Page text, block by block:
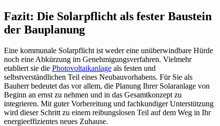
Fazit: Die Solarpflicht als fester Baustein
der Bauplanung
Eine kommunale Solarpflicht ist weder eine unüberwindbare Hürde
noch eine Abkürzung im Genehmigungsverfahren. Vielmehr
etabliert sie die Photovoltaikanlage als festen und
selbstverständlichen Teil eines Neubauvorhabens. Für Sie als
Bauherr bedeutet das vor allem, die Planung Ihrer Solaranlage von
Beginn an ernst zu nehmen und in das Gesamtkonzept zu
integrieren. Mit guter Vorbereitung und fachkundiger Unterstützung
wird dieser Schritt zu einem reibungslosen Teil auf dem Weg in Ihr
energieeffizientes neues Zuhause.